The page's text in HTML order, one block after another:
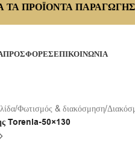
ΤΑ ΠΡΟΪΟΝΤΑ
ΠΡΟΣΦΟΡΕΣΕΠΙΚΟΙΝΩΝΙΑ
/Φωτισμός & διακόσμηση/
Torenia-50×130